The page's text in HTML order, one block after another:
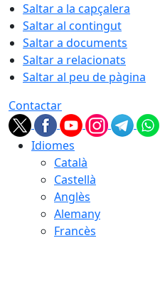
Saltar a la capçalera
Saltar al contingut
Saltar a documents
Saltar a relacionats
Saltar al peu de pàgina
Contactar
Idiomes
Català
Castellà
Anglès
Alemany
Francès